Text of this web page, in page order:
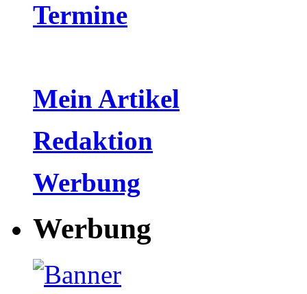
Termine
Mein Artikel
Redaktion
Werbung
Werbung